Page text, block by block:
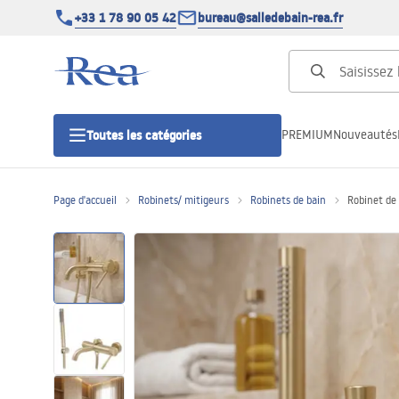
+33 1 78 90 05 42 bureau@salledebain-rea.fr
Toutes les catégories
Portes de douche
Receveurs de douche
Caniveaux de douche
PREMIUMNouveautés
Page d'accueil Robinets/ mitigeurs Robinets de bain Robinet